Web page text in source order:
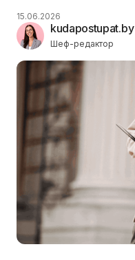
kudapostupat.by
Шеф-редактор
15.06.2026